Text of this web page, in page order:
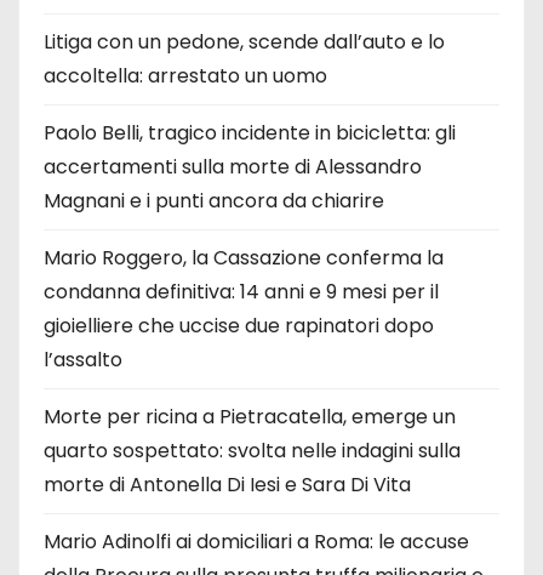
Litiga con un pedone, scende dall’auto e lo
accoltella: arrestato un uomo
Paolo Belli, tragico incidente in bicicletta: gli
accertamenti sulla morte di Alessandro
Magnani e i punti ancora da chiarire
Mario Roggero, la Cassazione conferma la
condanna definitiva: 14 anni e 9 mesi per il
gioielliere che uccise due rapinatori dopo
l’assalto
Morte per ricina a Pietracatella, emerge un
quarto sospettato: svolta nelle indagini sulla
morte di Antonella Di Iesi e Sara Di Vita
Mario Adinolfi ai domiciliari a Roma: le accuse